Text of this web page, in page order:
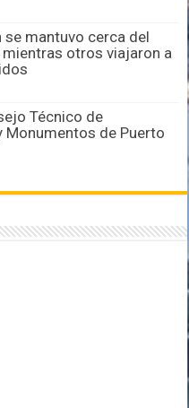
se mantuvo cerca del
mientras otros viajaron a
Técnico de
Monumentos de Puerto